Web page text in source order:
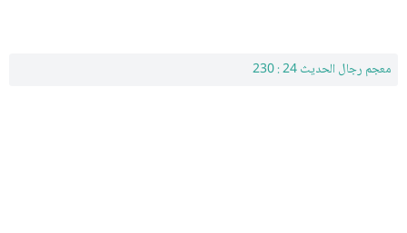
معجم رجال الحديث 24 : 230